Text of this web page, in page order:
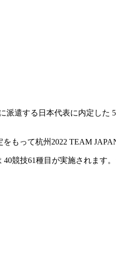
遣する日本代表に内定した
もって杭州2022 TEAM
競技61種目が実施されます